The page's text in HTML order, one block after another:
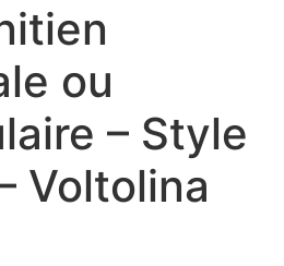
ou
– Style
Voltolina